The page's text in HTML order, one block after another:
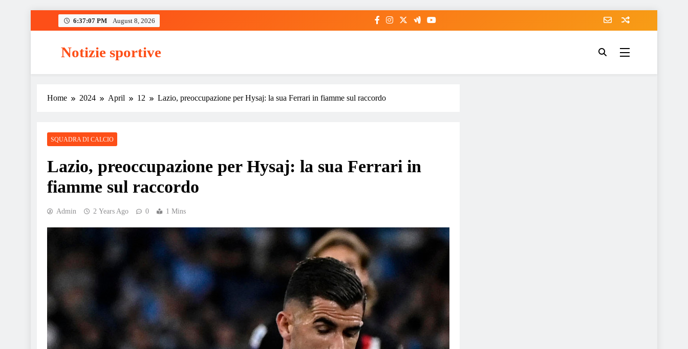
6:37:08 PM August 8, 2026
Notizie sportive
Home 2024 April 12 Lazio, preoccupazione per Hysaj: la sua Ferrari in fiamme sul raccordo
SQUADRA DI CALCIO
Lazio, preoccupazione per Hysaj: la sua Ferrari in
fiamme sul raccordo
Admin 2 Years Ago 0 1 Mins